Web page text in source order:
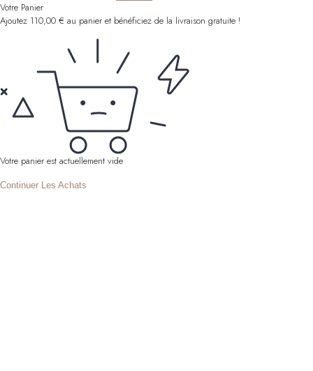
Votre Panier
Ajoutez 110,00 € au panier et bénéficiez de la livraison gratuite !
Votre panier est actuellement vide
Continuer Les Achats